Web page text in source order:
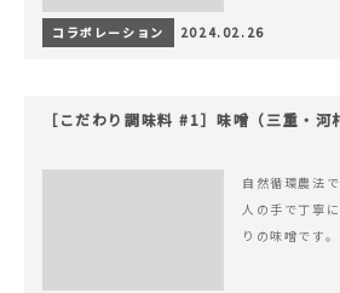
コラボレーション 2024.02.26
［こだわり調味料 #1］味噌（三重・河
自然循環農法
人の手で丁寧
りの味噌です。